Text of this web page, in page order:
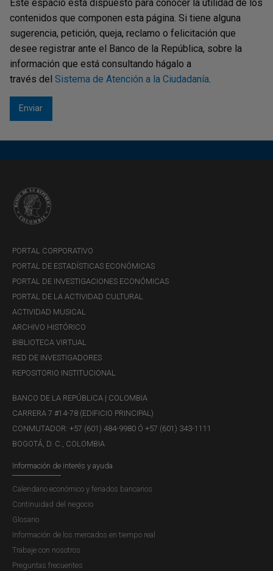
Ganadores(as) convocatoria 2021 - Programas de
estudio en el exterior
Seleccionado(a) Doctorado en Economía
Seleccionado(a) Posgrado en Derecho
Económico
Seleccionado(a) Jóvenes Talentos en Artes
plásticas
estudio en el exterior
Seleccionado(a) Posgrado en Derecho
Económico
Seleccionado(a) Jóvenes Talentos en Música
estudio en el exterior
Seleccionado(a) Posgrado en Derecho
Económico
Seleccionado(a) - Jóvenes Talentos en Artes
Plásticas
estudio en el exterior
Seleccionado(a) Posgrado en Derecho
Seleccionado(a) Jóvenes Talento - Música
Este espacio está dispuesto para conocer la utilidad de los
contenidos que componen esta página. Si tiene alguna
sugerencia, petición, queja, reclamo o felicitación que
desee registrar ante el Banco de la República, sobre la
información que está consultando hágalo a
través del Sistema de Atención a la Ciudadanía
PORTAL CORPORATIVO
PORTAL DE ESTADÍSTICAS ECONÓMICAS
PORTAL DE INVESTIGACIONES ECONÓMICAS
PORTAL DE LA ACTIVIDAD CULTURAL
ACTIVIDAD MUSICAL
ARCHIVO HISTÓRICO
BIBLIOTECA VIRTUAL
RED DE INVESTIGADORES
REPOSITORIO INSTITUCIONAL
BANCO DE LA REPÚBLICA | COLOMBIA
CARRERA 7 #14-78 (EDIFICIO PRINCIPAL)
CONMUTADOR: +57 (601) 484-9980 Ó +57 (601) 343-1111
BOGOTÁ, D. C., COLOMBIA
Información de interés y ayuda
Calendario económico y feriados bancarios
Continuidad del negocio
Glosario
Información de los mercados en tiempo real
Trabaje con nosotros
Preguntas frecuentes